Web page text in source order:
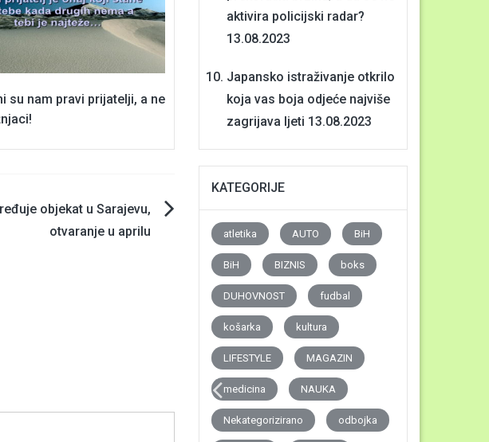
su nam pravi prijatelji, a ne
objekat u Sarajevu,
otvaranje u aprilu
aktivira policijski radar?
13.08.2023
Japansko istraživanje otkrilo
koja vas boja odjeće najviše
zagrijava ljeti 13.08.2023
KATEGORIJE
atletika AUTO BiH
BiH BIZNIS boks
DUHOVNOST fudbal
košarka kultura
LIFESTYLE MAGAZIN
medicina NAUKA
Nekategorizirano odbojka